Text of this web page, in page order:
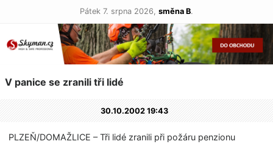
Pátek 7. srpna 2026, směna B.
V panice se zranili tři lidé
30.10.2002 19:43
PLZEŇ/DOMAŽLICE – Tři lidé zranili při požáru penzionu